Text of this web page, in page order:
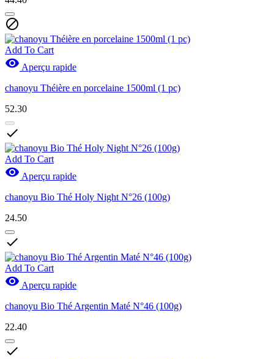

Add To Cart
 Aperçu rapide
chanoyu Théière en porcelaine 1500ml (1 pc)
52.30

Add To Cart
 Aperçu rapide
chanoyu Bio Thé Holy Night N°26 (100g)
24.50

Add To Cart
 Aperçu rapide
chanoyu Bio Thé Argentin Maté N°46 (100g)
22.40
